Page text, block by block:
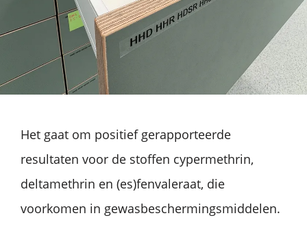
Het gaat om positief gerapporteerde
resultaten voor de stoffen cypermethrin,
deltamethrin en (es)fenvaleraat, die
voorkomen in gewasbeschermingsmiddelen.